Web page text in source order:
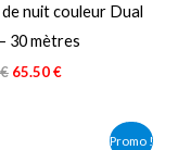
nuit couleur Dual
30 mètres
€ 65.50€
Promo !